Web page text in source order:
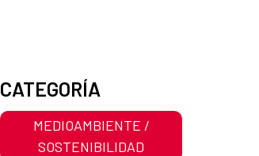
CATEGORÍA
MEDIOAMBIENTE /
SOSTENIBILIDAD